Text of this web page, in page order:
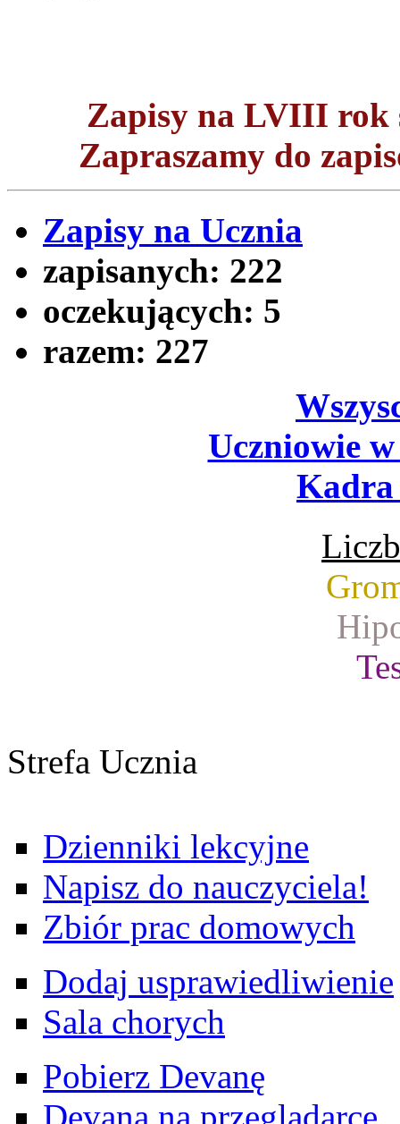
Zapisy na LVIII
Zapraszamy do
Zapisy na Ucznia
zapisanych: 222
oczekujących: 5
razem: 227
Uczniowie
Kadra
Strefa Ucznia
Dzienniki lekcyjne
Napisz do nauczyciela!
Zbiór prac domowych
Dodaj usprawiedliwienie
Sala chorych
Pobierz Devanę
Devana na przeglądarce